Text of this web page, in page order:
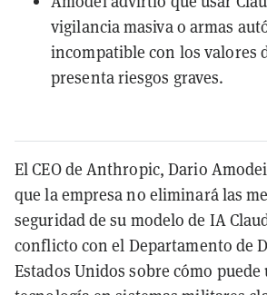
vigilancia masiva o armas
incompatible con los valores
presenta riesgos graves.
El CEO de Anthropic, Dario
que la empresa no eliminará las
seguridad de su modelo de IA
conflicto con el Departamento de
Estados Unidos sobre cómo